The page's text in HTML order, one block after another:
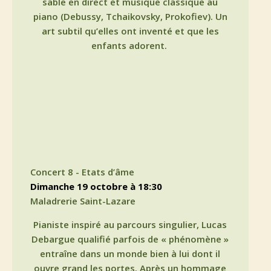
piano (Debussy, Tchaikovsky, Prokofiev). Un
art subtil qu’elles ont inventé et que les
enfants adorent.
Concert 8 - Etats d’âme
dimanche 19 octobre à 18:30
Maladrerie Saint-Lazare
Pianiste inspiré au parcours singulier, Lucas
Debargue qualifié parfois de « phénomène »
entraîne dans un monde bien à lui dont il
ouvre grand les portes. Après un hommage